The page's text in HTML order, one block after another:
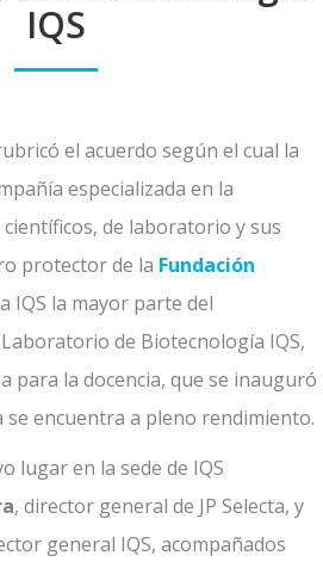
IQS
el acuerdo según el cual la
especializada en la
de laboratorio y sus
protector de la Fundación
IQS la mayor parte del
de Biotecnología IQS,
para la docencia, que se inauguró
se encuentra a pleno rendimiento.
lugar en la sede de IQS
, director general de JP Selecta, y
general IQS, acompañados